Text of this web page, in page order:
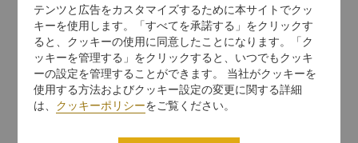
テンツと広告をカスタマイズするために本サイトでクッ
キーを使用します。「すべてを承諾する」をクリックす
ると、クッキーの使用に同意したことになります。「ク
ッキーを管理する」をクリックすると、いつでもクッキ
ーの設定を管理することができます。 当社がクッキーを
使用する方法およびクッキー設定の変更に関する詳細
は、 クッキーポリシーをご覧ください。